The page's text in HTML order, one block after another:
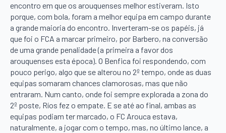
encontro em que os arouquenses melhor estiveram. Isto
porque, com bola, foram a melhor equipa em campo durante
a grande maioria do encontro. Inverteram-se os papéis, já
que foi o FCA a marcar primeiro, por Barbero, na conversão
de uma grande penalidade (a primeira a favor dos
arouquenses esta época). O Benfica foi respondendo, com
pouco perigo, algo que se alterou no 2º tempo, onde as duas
equipas somaram chances clamorosas, mas que não
entraram. Num canto, onde foi sempre explorada a zona do
2º poste, Ríos fez o empate. E se até ao final, ambas as
equipas podiam ter marcado, o FC Arouca estava,
naturalmente, a jogar com o tempo, mas, no último lance, a